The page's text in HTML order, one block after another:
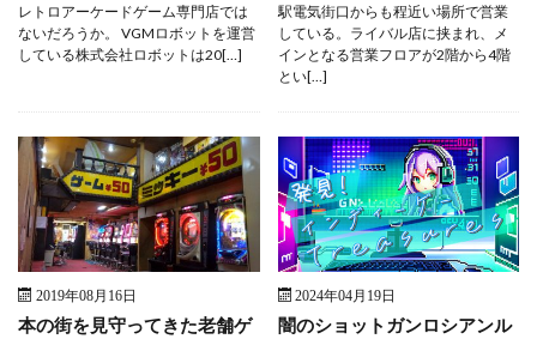
レトロアーケードゲーム専門店では
ないだろうか。 VGMロボットを運営
している株式会社ロボットは20[…]
駅電気街口からも程近い場所で営業
している。ライバル店に挟まれ、メ
インとなる営業フロアが2階から4階
とい[…]
2019年08月16日
本の街を見守ってきた老舗ゲ
2024年04月19日
闇のショットガンロシアンル